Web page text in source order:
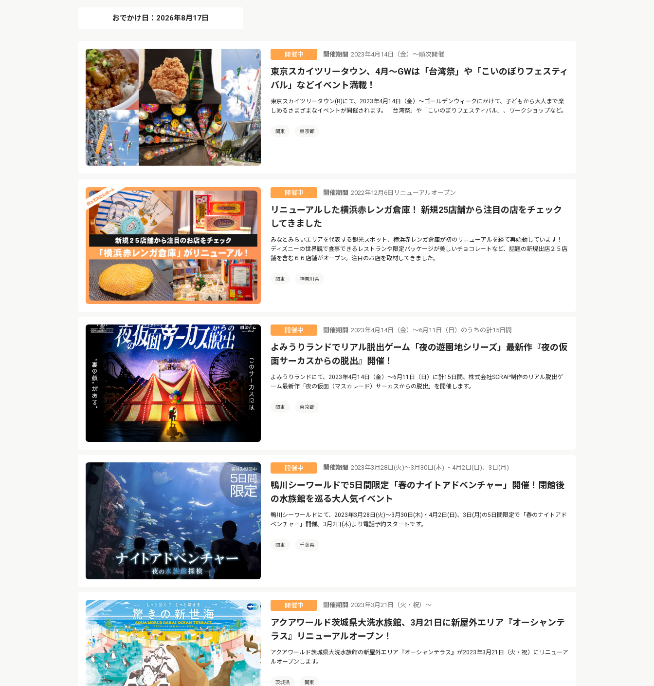
おでかけ日：2026年8月17日
開催中 開催期間 2023年4月14日（金）〜順次開催
東京スカイツリータウン、4月〜GWは「台湾祭」や「こいのぼりフェスティ
バル」などイベント満載！
東京スカイツリータウン(R)にて、2023年4月14日（金）〜ゴールデンウィークにかけて、子どもから大人まで楽
しめるさまざまなイベントが開催されます。「台湾祭」や「こいのぼりフェスティバル」、ワークショップなど。
関東 東京都
開催中 開催期間 2022年12月6日リニューアルオープン
リニューアルした横浜赤レンガ倉庫！ 新規25店舗から注目の店をチェック
してきました
みなとみらいエリアを代表する観光スポット、横浜赤レンガ倉庫が初のリニューアルを経て再始動しています！
ディズニーの世界観で食事できるレストランや限定パッケージが美しいチョコレートなど、話題の新規出店２５店
舗を含む６６店舗がオープン。注目のお店を取材してきました。
関東 神奈川県
開催中 開催期間 2023年4月14日（金）～6月11日（日）のうちの計15日間
よみうりランドでリアル脱出ゲーム「夜の遊園地シリーズ」最新作『夜の仮
面サーカスからの脱出』開催！
よみうりランドにて、2023年4月14日（金）～6月11日（日）に計15日間、株式会社SCRAP制作のリアル脱出ゲ
ーム最新作「夜の仮面（マスカレード）サーカスからの脱出」を開催します。
関東 東京都
開催中 開催期間 2023年3月28日(火)～3月30日(木) ・4月2日(日)、3日(月)
鴨川シーワールドで5日間限定「春のナイトアドベンチャー」開催！閉館後
の水族館を巡る大人気イベント
鴨川シーワールドにて、2023年3月28日(火)～3月30日(木)・4月2日(日)、3日(月)の5日間限定で「春のナイトアド
ベンチャー」開催。3月2日(木)より電話予約スタートです。
関東 千葉県
開催中 開催期間 2023年3月21日（火・祝）〜
アクアワールド茨城県大洗水族館、3月21日に新屋外エリア『オーシャンテ
ラス』リニューアルオープン！
アクアワールド茨城県大洗水族館の新屋外エリア『オーシャンテラス』が2023年3月21日（火・祝）にリニューア
ルオープンします。
茨城県 関東